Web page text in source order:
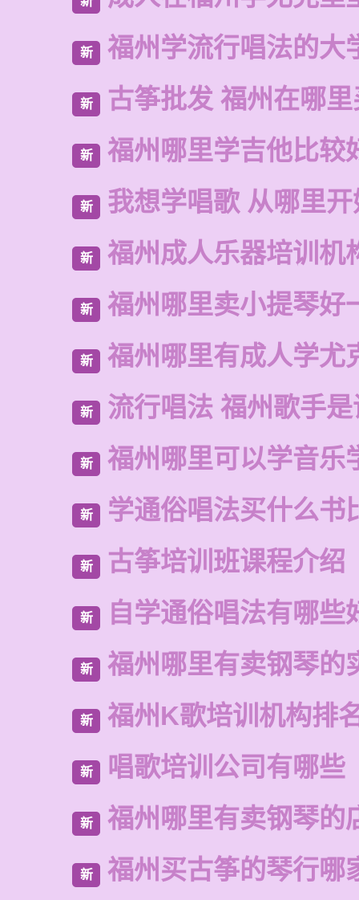
新 福州学流行唱法的大
新 古筝批发 福州在哪
新 福州哪里学吉他比较
新 我想学唱歌 从哪里开
新 福州成人乐器培训机
新 福州哪里卖小提琴好
新 福州哪里有成人学尤
新 流行唱法 福州歌手
新 福州哪里可以学音乐
新 学通俗唱法买什么书
新 古筝培训班课程介绍
新 自学通俗唱法有哪些
新 福州哪里有卖钢琴的
新 福州K歌培训机构排
新 唱歌培训公司有哪些
新 福州哪里有卖钢琴的
新 福州买古筝的琴行哪